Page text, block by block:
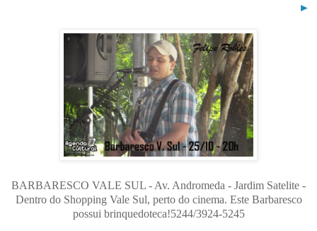
►
BARBARESCO VALE SUL - Av. Andromeda - Jardim Satelite -
Dentro do Shopping Vale Sul, perto do cinema. Este Barbaresco
possui brinquedoteca!5244/3924-5245